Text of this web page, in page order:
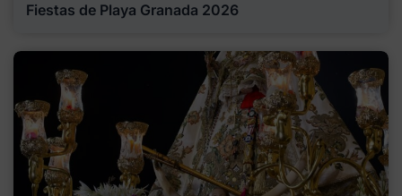
Fiestas de Playa Granada 2026